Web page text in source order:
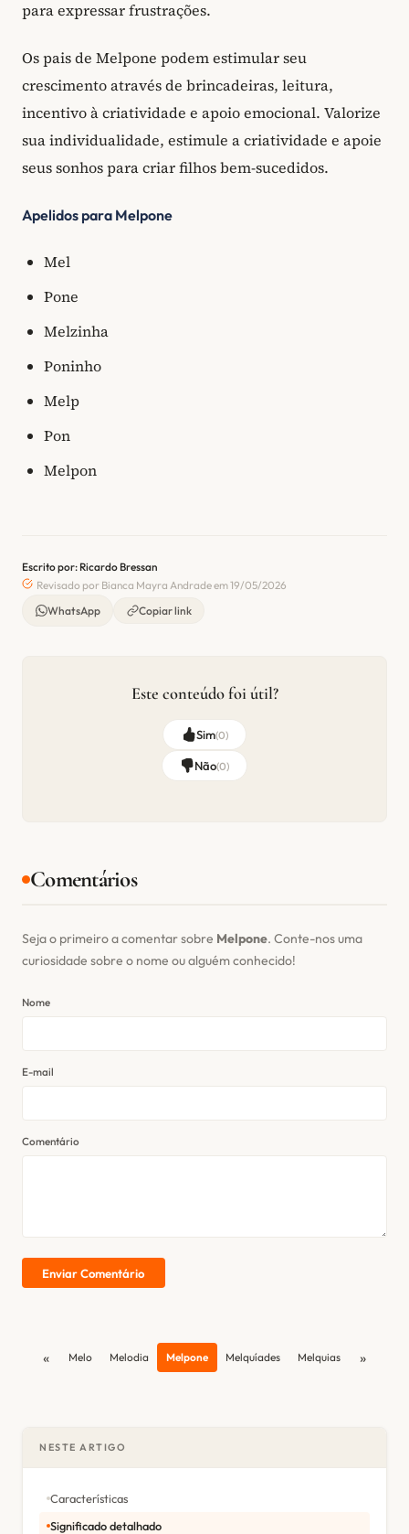
para expressar frustrações.
Os pais de Melpone podem estimular seu
crescimento através de brincadeiras, leitura,
incentivo à criatividade e apoio emocional. Valorize
sua individualidade, estimule a criatividade e apoie
seus sonhos para criar filhos bem-sucedidos.
Apelidos para Melpone
Mel
Pone
Melzinha
Poninho
Melp
Pon
Melpon
Escrito por: Ricardo Bressan
Revisado por Bianca Mayra Andrade em 19/05/2026
WhatsApp
Copiar link
Este conteúdo foi útil?
Sim(0)
Não(0)
Comentários
Seja o primeiro a comentar sobre Melpone. Conte-nos uma
curiosidade sobre o nome ou alguém conhecido!
Nome
E-mail
Comentário
Enviar Comentário
« Melo Melodia Melpone Melquíades Melquias »
NESTE ARTIGO
Características
Significado detalhado